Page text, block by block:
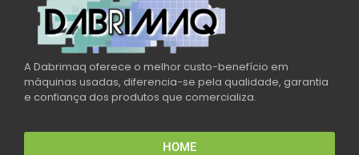
A Dabrimaq oferece o melhor custo-benefício em
máquinas usadas, diferencia-se pela qualidade, garantia
e confiança dos produtos que comercializa.
HOME